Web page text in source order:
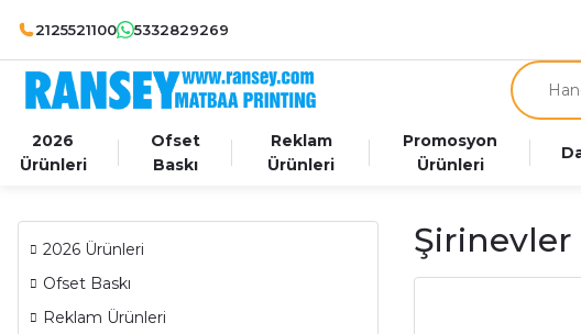
2125521100 5332829269
2026
Ürünleri
Ofset
Baskı
Reklam
Ürünleri
Promosyon
Ürünleri
2026 Ürünleri
Ofset Baskı
Reklam Ürünleri